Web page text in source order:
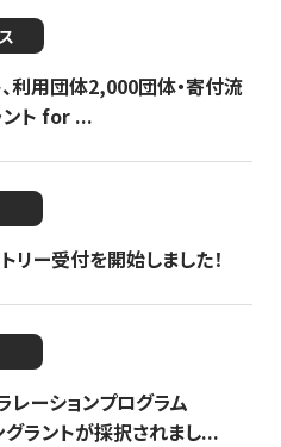
利用団体2,000団体・寄付流
ント for ...
ー受付を開始しました！
ーションプログラム
グラントが採択されまし...